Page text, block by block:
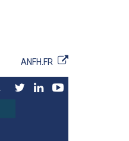
ANFH.FR